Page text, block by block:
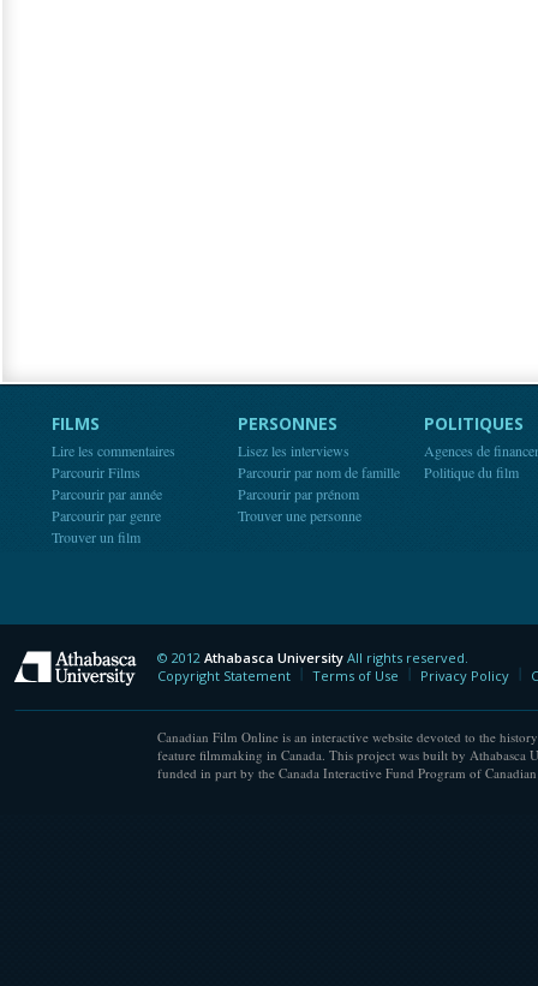
FILMS
Lire les commentaires
Parcourir Films
Parcourir par année
Parcourir par genre
Trouver un film
PERSONNES
Lisez les interviews
Parcourir par nom de famille
Parcourir par prénom
Trouver une personne
POLITIQUES
Agences de
Politique du film
Athabasca University
© 2012 Athabasca University All rights reserved.
Copyright Statement
Terms of Use Privacy Policy
Canadian Film Online is an interactive website devoted to the
feature filmmaking in Canada. This project was built by Athabasca
funded in part by the Canada Interactive Fund Program of